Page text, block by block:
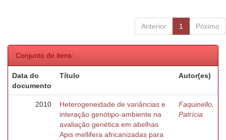
Anterior 1 Póximo
Conjunto de itens:
Data do
documento
Título Autor(es)
2010
Heterogeneidade de variâncias e
interação genótipo-ambiente na
avaliação genética em abelhas
Apis mellifera africanizadas para
Faquinello,
Patrícia